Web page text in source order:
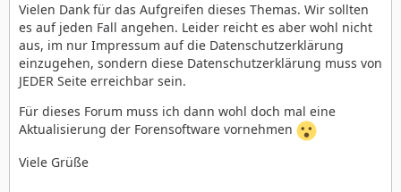
Vielen Dank für das Aufgreifen dieses Themas. Wir sollten
es auf jeden Fall angehen. Leider reicht es aber wohl nicht
aus, im nur Impressum auf die Datenschutzerklärung
einzugehen, sondern diese Datenschutzerklärung muss von
JEDER Seite erreichbar sein.
Für dieses Forum muss ich dann wohl doch mal eine
Aktualisierung der Forensoftware vornehmen
Viele Grüße